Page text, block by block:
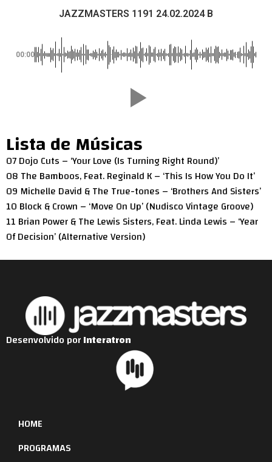
JAZZMASTERS 1191 24.02.2024 B
00:00
Lista de Músicas
07 Dojo Cuts – ‘Your Love (Is Turning Right Round)’
08 The Bamboos, Feat. Reginald K – ‘This Is How You Do It’
09 Michelle David & The True-tones – ‘Brothers And Sisters’
10 Block & Crown – ‘Move On Up’ (Nudisco Vintage Groove)
11 Brian Power & The Lewis Sisters, Feat. Linda Lewis – ‘Year
Of Decision’ (Alternative Version)
HOME
PROGRAMAS
Desenvolvido porInteratron